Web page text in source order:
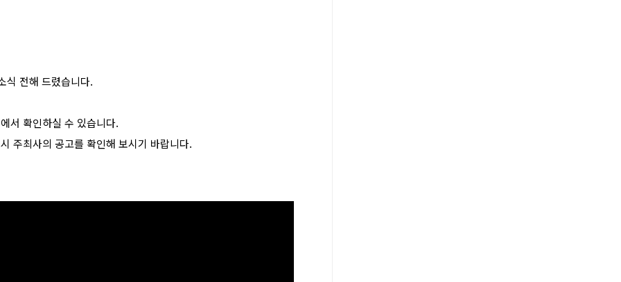
식 전해 드렸습니다.
서 확인하실 수 있습니다.
주최사의 공고를 확인해 보시기 바랍니다.